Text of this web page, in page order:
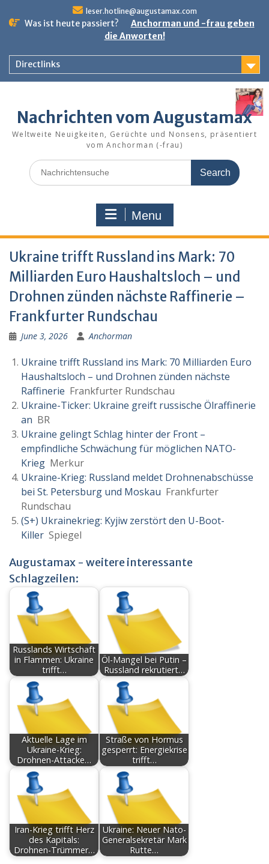
leser.hotline@augustamax.com
Was ist heute passiert?
Anchorman und -frau geben
die Anworten!
Directlinks
Nachrichten vom Augustamax
Weltweite Neuigkeiten, Gerüchte und Nonsens, präsentiert
vom Anchorman (-frau)
Search
for:
Menu
Ukraine trifft Russland ins Mark: 70
Milliarden Euro Haushaltsloch – und
Drohnen zünden nächste Raffinerie –
Frankfurter Rundschau
June 3, 2026 Anchorman
Ukraine trifft Russland ins Mark: 70 Milliarden Euro
Haushaltsloch – und Drohnen zünden nächste
Raffinerie Frankfurter Rundschau
Ukraine-Ticker: Ukraine greift russische Ölraffinerie
an BR
Ukraine gelingt Schlag hinter der Front –
empfindliche Schwächung für möglichen NATO-
Krieg Merkur
Ukraine-Krieg: Russland meldet Drohnenabschüsse
bei St. Petersburg und Moskau Frankfurter
Rundschau
(S+) Ukrainekrieg: Kyjiw zerstört den U-Boot-
Killer Spiegel
Augustamax - weitere interessante
Schlagzeilen:
Russlands Wirtschaft
in Flammen: Ukraine
trifft…
Öl-Mangel bei Putin –
Russland rekrutiert…
Aktuelle Lage im
Ukraine-Krieg:
Drohnen-Attacke…
Straße von Hormus
gesperrt: Energiekrise
trifft…
Iran-Krieg trifft Herz
des Kapitals:
Drohnen-Trümmer…
Ukraine: Neuer Nato-
Generalsekretär Mark
Rutte…